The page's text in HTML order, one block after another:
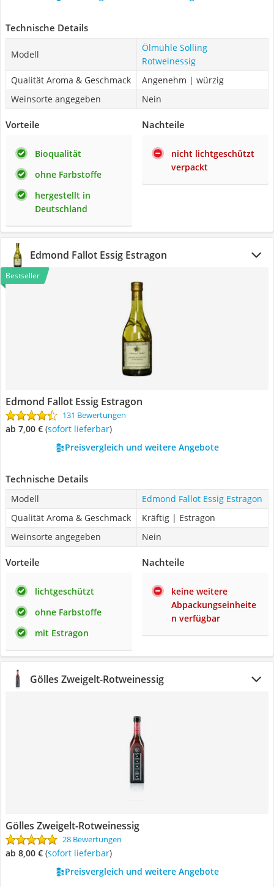
Technische Details
Modell
Ölmühle Solling
Rotweinessig
Qualität Aroma & Geschmack
Angenehm | würzig
Weinsorte angegeben
Nein
Vorteile
Bioqualität
ohne Farbstoffe
hergestellt in
Deutschland
Nachteile
nicht lichtgeschützt
verpackt
Edmond Fallot Essig Estragon
Bestseller
Edmond Fallot Essig Estragon
131 Bewertungen
ab 7,00 € ( Sofort lieferbar)
Preisvergleich und weitere Angebote
Technische Details
Modell
Edmond Fallot Essig Estragon
Qualität Aroma & Geschmack
Kräftig | Estragon
Weinsorte angegeben
Nein
Vorteile
lichtgeschützt
ohne Farbstoffe
mit Estragon
Nachteile
keine weitere
Abpackungseinheite
n verfügbar
Gölles Zweigelt-Rotweinessig
Gölles Zweigelt-Rotweinessig
28 Bewertungen
ab 8,00 € ( Sofort lieferbar)
Preisvergleich und weitere Angebote